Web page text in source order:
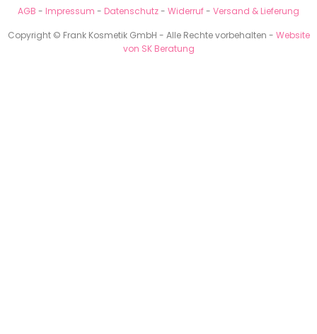
AGB - Impressum - Datenschutz- Widerruf- Versand & Lieferung
Copyright © Frank Kosmetik GmbH - Alle Rechte vorbehalten - Website
von SK Beratung